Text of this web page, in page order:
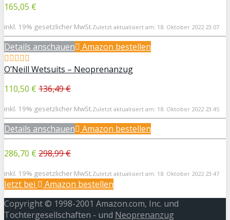
165,05 €
inkl. 19% gesetzlicher MwSt.Zuletzt aktualisiert am: 18. Oktober 2022 23:07
Details anschauen
Amazon bestellen
O’Neill Wetsuits – Neoprenanzug
110,50 € 136,49 €
inkl. 19% gesetzlicher MwSt.Zuletzt aktualisiert am: 18. Oktober 2022 23:45
Details anschauen Amazon bestellen
286,70 € 298,99 €
inkl. 19% gesetzlicher MwSt.Zuletzt aktualisiert am: 18. Oktober 2022 23:47
Jetzt bei
Amazon bestellen
Copyright © 1998-2001 Amazon.com, Inc. und
Tochtergesellschaften - und Neoprenanzug